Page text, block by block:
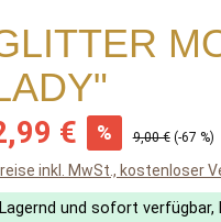
€ % Regulärer Preis:
9,00 € (-67 %)
inkl. MwSt., kostenloser
Lagernd und sofort verfügbar,